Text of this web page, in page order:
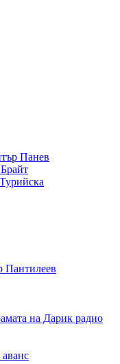
Панев
Пантилеев
на Дарик радио